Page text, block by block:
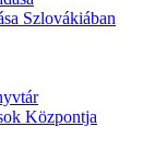
Szlovákiában
Központja